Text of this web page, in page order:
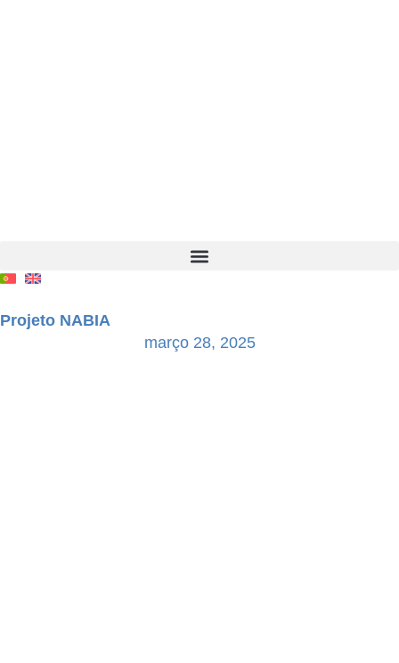
Projeto NABIA
março 28, 2025